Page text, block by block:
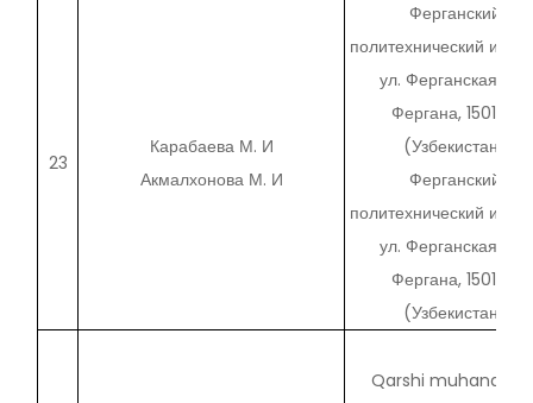
23
Карабаева М. И
Акмалхонова М. И
Ферганский
политехнический
ул. Ферганская, 86,
Фергана, 150107
(Узбекистан)
Ферганский
политехнический
ул. Ферганская, 86,
Фергана, 150107
(Узбекистан)
Qarshi